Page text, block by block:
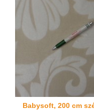
Babysoft, 200 cm